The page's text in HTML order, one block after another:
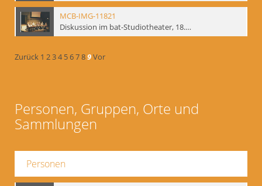
MCB-IMG-11821
Diskussion im bat-Studiotheater, 18.09.1995; BM-img-127-3
Zurück 1 234 56789Vor
Personen, Gruppen, Orte und
Sammlungen
Personen